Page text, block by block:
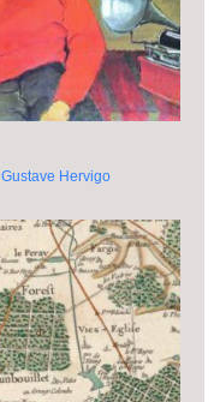
Gustave Hervigo